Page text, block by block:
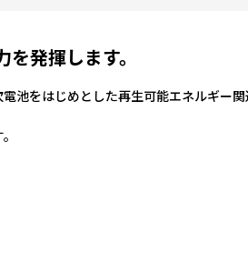
発揮します。
池をはじめとした再生可能エネルギー